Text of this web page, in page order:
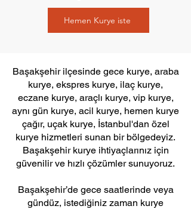
Hemen Kurye iste
Başakşehir ilçesinde gece kurye, araba
kurye, ekspres kurye, ilaç kurye,
eczane kurye, araçlı kurye, vip kurye,
aynı gün kurye, acil kurye, hemen kurye
çağır, uçak kurye, İstanbul'dan özel
kurye hizmetleri sunan bir bölgedeyiz.
Başakşehir kurye ihtiyaçlarınız için
güvenilir ve hızlı çözümler sunuyoruz.
Başakşehir’de gece saatlerinde veya
gündüz, istediğiniz zaman kurye